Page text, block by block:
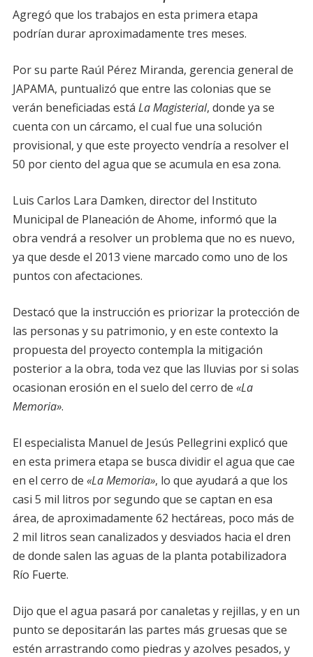
Agregó que los trabajos en esta primera etapa
podrían durar aproximadamente tres meses.
Por su parte Raúl Pérez Miranda, gerencia general de
JAPAMA, puntualizó que entre las colonias que se
verán beneficiadas está La Magisterial, donde ya se
cuenta con un cárcamo, el cual fue una solución
provisional, y que este proyecto vendría a resolver el
50 por ciento del agua que se acumula en esa zona.
Luis Carlos Lara Damken, director del Instituto
Municipal de Planeación de Ahome, informó que la
obra vendrá a resolver un problema que no es nuevo,
ya que desde el 2013 viene marcado como uno de los
puntos con afectaciones.
Destacó que la instrucción es priorizar la protección de
las personas y su patrimonio, y en este contexto la
propuesta del proyecto contempla la mitigación
posterior a la obra, toda vez que las lluvias por si solas
ocasionan erosión en el suelo del cerro de «La
Memoria».
El especialista Manuel de Jesús Pellegrini explicó que
en esta primera etapa se busca dividir el agua que cae
en el cerro de «La Memoria», lo que ayudará a que los
casi 5 mil litros por segundo que se captan en esa
área, de aproximadamente 62 hectáreas, poco más de
2 mil litros sean canalizados y desviados hacia el dren
de donde salen las aguas de la planta potabilizadora
Río Fuerte.
Dijo que el agua pasará por canaletas y rejillas, y en un
punto se depositarán las partes más gruesas que se
estén arrastrando como piedras y azolves pesados, y